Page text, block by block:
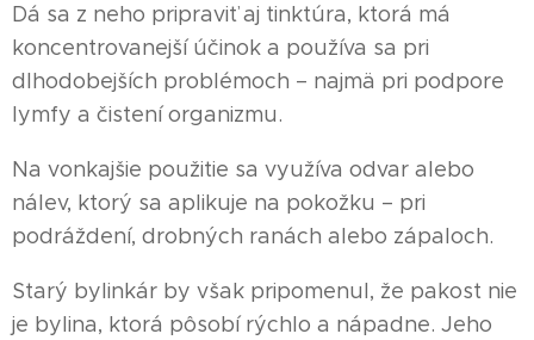
Dá sa z neho pripraviť aj tinktúra, ktorá má
koncentrovanejší účinok a používa sa pri
dlhodobejších problémoch – najmä pri podpore
lymfy a čistení organizmu.
Na vonkajšie použitie sa využíva odvar alebo
nálev, ktorý sa aplikuje na pokožku – pri
podráždení, drobných ranách alebo zápaloch.
Starý bylinkár by však pripomenul, že pakost nie
je bylina, ktorá pôsobí rýchlo a nápadne. Jeho